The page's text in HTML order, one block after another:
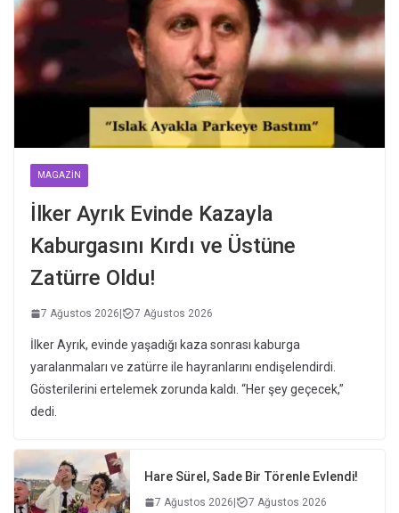
MAGAZIN
İlker Ayrık Evinde Kazayla
Kaburgasını Kırdı ve Üstüne
Zatürre Oldu!
7 Ağustos 2026 7 Ağustos 2026
İlker Ayrık, evinde yaşadığı kaza sonrası kaburga
yaralanmaları ve zatürre ile hayranlarını endişelendirdi.
Gösterilerini ertelemek zorunda kaldı. “Her şey geçecek,”
dedi.
Hare Sürel, Sade Bir Törenle Evlendi!
7 Ağustos 2026 7 Ağustos 2026